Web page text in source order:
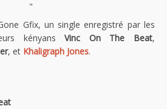
"
Gfix, un single enregistré par les
kényansVinc On The Beat,
, et Khaligraph Jones.